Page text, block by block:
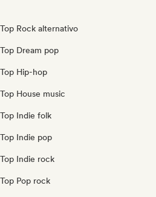
Top Rock alternativo
Top Dream pop
Top Hip-hop
Top House music
Top Indie folk
Top Indie pop
Top Indie rock
Top Pop rock